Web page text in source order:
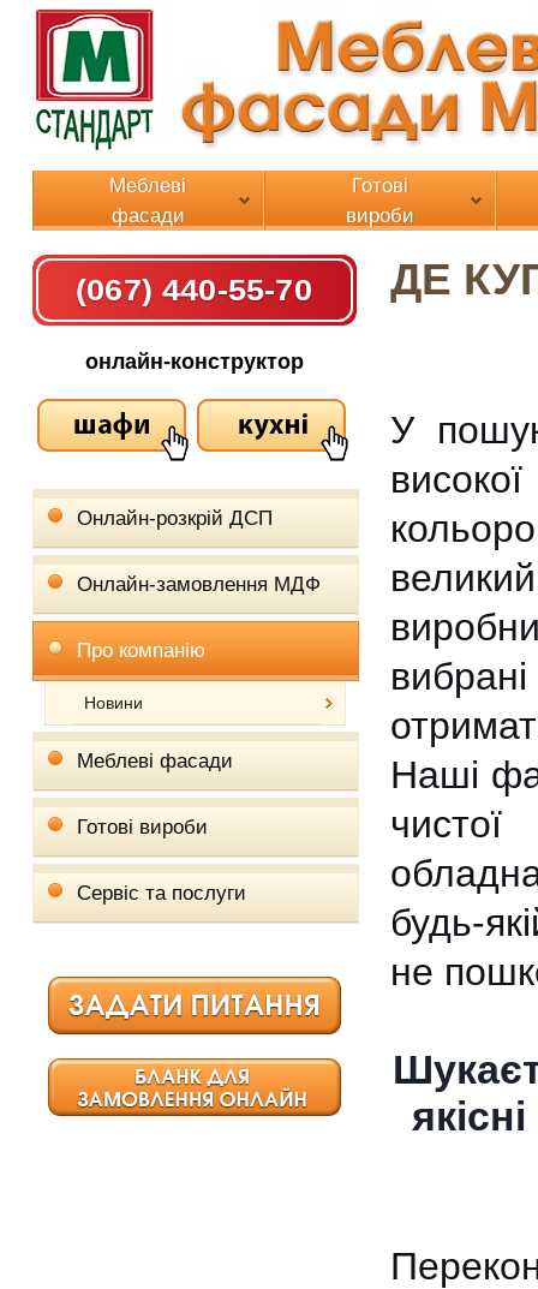
Меблеві
фасади
Готові
вироби
(067) 440-55-70
онлайн-конструктор
Онлайн-розкрій ДСП
Онлайн-замовлення МДФ
Про компанію
Новини
Меблеві фасади
Готові вироби
Сервіс та послуги
ДЕ
У
Наші
будь-
не